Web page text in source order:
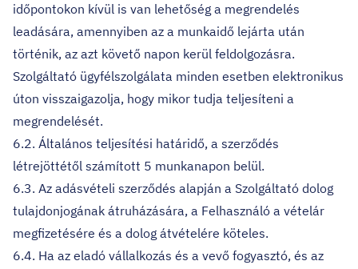
időpontokon kívül is van lehetőség a megrendelés
leadására, amennyiben az a munkaidő lejárta után
történik, az azt követő napon kerül feldolgozásra.
Szolgáltató ügyfélszolgálata minden esetben elektronikus
úton visszaigazolja, hogy mikor tudja teljesíteni a
megrendelését.
6.2. Általános teljesítési határidő, a szerződés
létrejöttétől számított 5 munkanapon belül.
6.3. Az adásvételi szerződés alapján a Szolgáltató dolog
tulajdonjogának átruházására, a Felhasználó a vételár
megfizetésére és a dolog átvételére köteles.
6.4. Ha az eladó vállalkozás és a vevő fogyasztó, és az